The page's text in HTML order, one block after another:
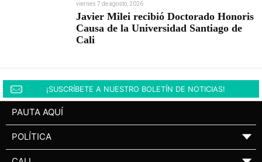
viernes 7 de agosto, 2026
Javier Milei recibió Doctorado Honoris
Causa de la Universidad Santiago de
Cali
¡SUSCRÍBETE A NUESTRO BOLETÍN DE NOTICIAS!
PAUTA AQUÍ
POLÍTICA ▼